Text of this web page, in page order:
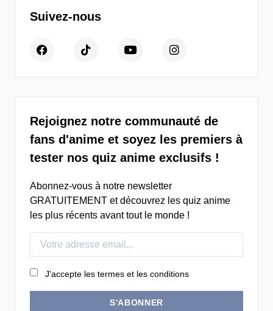
Suivez-nous
Rejoignez notre communauté de
fans d'anime et soyez les premiers à
tester nos quiz anime exclusifs !
Abonnez-vous à notre newsletter
GRATUITEMENT et découvrez les quiz anime
les plus récents avant tout le monde !
J'accepte les termes et les conditions
S'ABONNER